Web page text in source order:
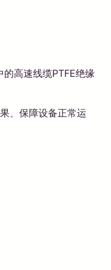
的高速线缆PTFE绝缘
、保障设备正常运